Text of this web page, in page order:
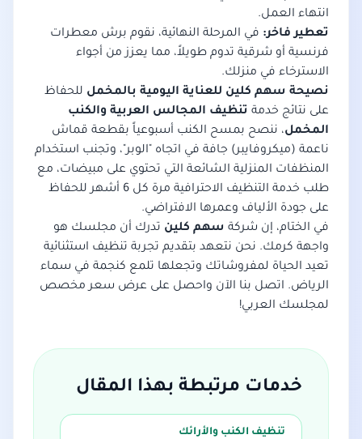
انتهاء العمل.
تعطير فاخر: في المرحلة النهائية، نقوم برش معطرات
فرنسية أو شرقية تدوم طويلاً، مما يعزز من أجواء
الاسترخاء في منزلك.
نصيحة سهم كلين للعناية اليومية بالمخمل للحفاظ
على نتائج خدمة تنظيف المجالس العربية والكنب
المخمل، ننصح بمسح الكنب أسبوعياً بقطعة قماش
ناعمة (ميكروفايبر) جافة في اتجاه "الوبر"، وتجنب استخدام
المنظفات المنزلية الشائعة التي تحتوي على مبيضات، مع
طلب خدمة التنظيف الاحترافية مرة كل 6 أشهر للحفاظ
على جودة الألياف وعمرها الافتراضي.
في الختام، إن شركة سهم كلين تدرك أن مجلسك هو
واجهة كرمك. نحن نتعهد بتقديم تجربة تنظيف استثنائية
تعيد الحياة لمفروشاتك وتجعلها تلمع كنجمة في سماء
الرياض. اتصل بنا الآن واحصل على عرض سعر مخصص
لمجلسك العربي!
خدمات مرتبطة بهذا المقال
تنظيف الكنب والأرائك